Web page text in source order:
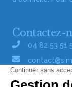
Contactez-
04 82 53 51